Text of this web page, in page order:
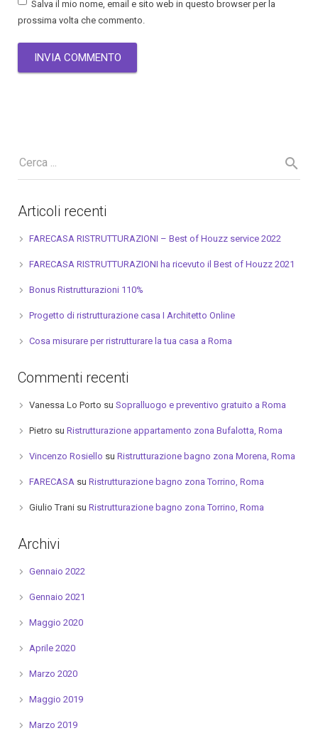
Salva il mio nome, email e sito web in questo browser per la
prossima volta che commento.
Articoli recenti
FARECASA RISTRUTTURAZIONI – Best of Houzz service 2022
FARECASA RISTRUTTURAZIONI ha ricevuto il Best of Houzz 2021
Bonus Ristrutturazioni 110%
Progetto di ristrutturazione casa I Architetto Online
Cosa misurare per ristrutturare la tua casa a Roma
Commenti recenti
Vanessa Lo Porto su Sopralluogo e preventivo gratuito a Roma
Pietro su Ristrutturazione appartamento zona Bufalotta, Roma
Vincenzo Rosiello su Ristrutturazione bagno zona Morena, Roma
FARECASA su Ristrutturazione bagno zona Torrino, Roma
Giulio Tranisu Ristrutturazione bagno zona Torrino, Roma
Archivi
Gennaio 2022
Gennaio 2021
Maggio 2020
Aprile 2020
Marzo 2020
Maggio 2019
Marzo 2019